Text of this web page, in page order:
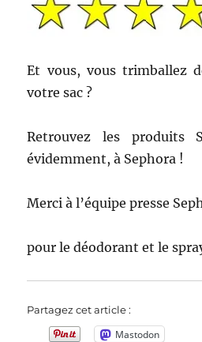
Et vous, vous trimballez
votre sac ?
Retrouvez les produits
évidemment, à Sephora !
Merci à l’équipe presse
pour le déodorant et le
Partagez cet article :
Mastodon